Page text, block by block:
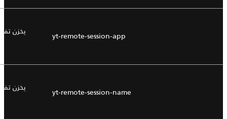
yt-remote-session-app يخزن
yt-remote-session-name يخزن